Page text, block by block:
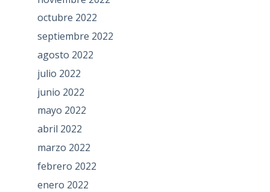
octubre 2022
septiembre 2022
agosto 2022
julio 2022
junio 2022
mayo 2022
abril 2022
marzo 2022
febrero 2022
enero 2022